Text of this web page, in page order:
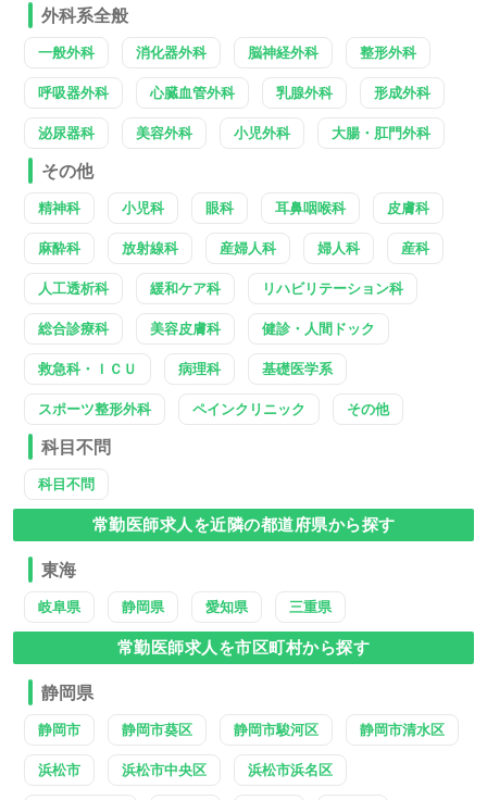
外科系全般
一般外科 消化器外科 脳神経外科 整形外科
呼吸器外科 心臓血管外科 乳腺外科 形成外科
泌尿器科 美容外科 小児外科 大腸・肛門外科
その他
精神科 小児科 眼科 耳鼻咽喉科 皮膚科
麻酔科 放射線科 産婦人科 婦人科 産科
人工透析科 緩和ケア科 リハビリテーション科
総合診療科 美容皮膚科 健診・人間ドック
救急科・ＩＣＵ 病理科 基礎医学系
スポーツ整形外科 ペインクリニック その他
科目不問
科目不問
常勤医師求人を近隣の都道府県から探す
東海
岐阜県 静岡県 愛知県 三重県
常勤医師求人を市区町村から探す
静岡県
静岡市 静岡市葵区 静岡市駿河区 静岡市清水区
浜松市 浜松市中央区 浜松市浜名区